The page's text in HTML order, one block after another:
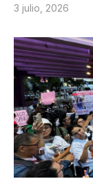
3 julio, 2026